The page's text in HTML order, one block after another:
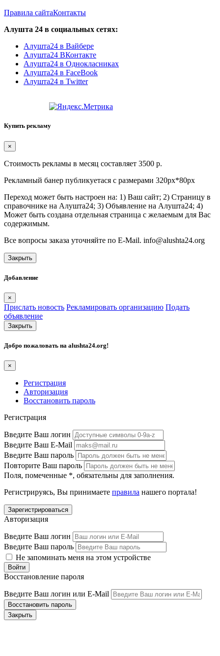
Правила сайтаКонтакты
Алушта 24 в социальных сетях:
Алушта24 в Вайбере
Алушта24 ВКонтакте
Алушта24 в Однокласниках
Алушта24 в FaceBook
Алушта24 в Twitter
Купить рекламу
×
Стоимость рекламы в месяц составляет 3500 р.
Рекламный банер публикуетася с размерами 320px*80px
Переход может быть настроен на: 1) Ваш сайт; 2) Страницу в
справочнике на Алушта24; 3) Объявление на Алушта24; 4)
Может быть создана отдельная страница с желаемым для Вас
содержимым.
Все вопросы заказа уточняйте по E-Mail. info@alushta24.org
Закрыть
Добавление
×
Прислать новость Рекламировать организацию Подать
объявление
Закрыть
Добро пожаловать на alushta24.org!
×
Регистрация
Авторизация
Восстановить пароль
Регистрация
Введите Ваш логин
Введите Ваш E-Mail
Введите Ваш пароль
Повторите Ваш пароль
Поля, помеченные *, обязательны для заполнения.
Регистрируясь, Вы принимаете правила нашего портала!
Авторизация
Введите Ваш логин
Введите Ваш пароль
Не запоминать меня на этом устройстве
Восстановление пароля
Введите Ваш логин или E-Mail
Закрыть